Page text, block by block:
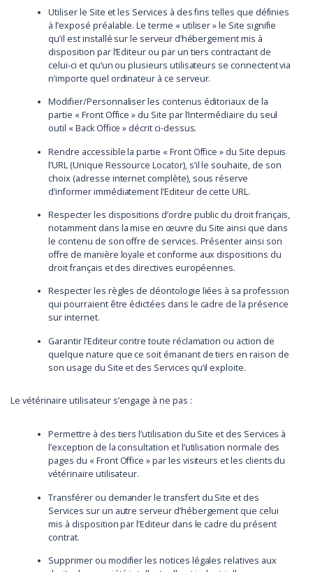
Utiliser le Site et les Services à des fins telles que définies
à l’exposé préalable. Le terme « utiliser » le Site signifie
qu’il est installé sur le serveur d’hébergement mis à
disposition par l’Editeur ou par un tiers contractant de
celui-ci et qu’un ou plusieurs utilisateurs se connectent via
n’importe quel ordinateur à ce serveur.
Modifier/Personnaliser les contenus éditoriaux de la
partie « Front Office » du Site par l’intermédiaire du seul
outil « Back Office » décrit ci-dessus.
Rendre accessible la partie « Front Office » du Site depuis
l’URL (Unique Ressource Locator), s’il le souhaite, de son
choix (adresse internet complète), sous réserve
d’informer immédiatement l’Editeur de cette URL.
Respecter les dispositions d’ordre public du droit français,
notamment dans la mise en œuvre du Site ainsi que dans
le contenu de son offre de services. Présenter ainsi son
offre de manière loyale et conforme aux dispositions du
droit français et des directives européennes.
Respecter les règles de déontologie liées à sa profession
qui pourraient être édictées dans le cadre de la présence
sur internet.
Garantir l’Editeur contre toute réclamation ou action de
quelque nature que ce soit émanant de tiers en raison de
son usage du Site et des Services qu’il exploite.
Le vétérinaire utilisateur s’engage à ne pas :
Permettre à des tiers l’utilisation du Site et des Services à
l’exception de la consultation et l’utilisation normale des
pages du « Front Office » par les visiteurs et les clients du
vétérinaire utilisateur.
Transférer ou demander le transfert du Site et des
Services sur un autre serveur d’hébergement que celui
mis à disposition par l’Editeur dans le cadre du présent
contrat.
Supprimer ou modifier les notices légales relatives aux